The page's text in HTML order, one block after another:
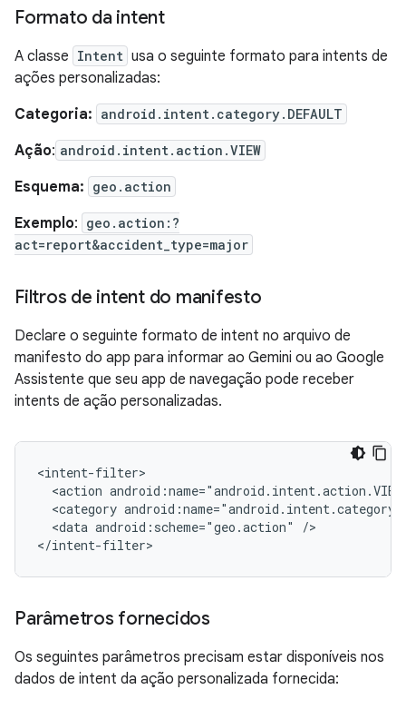
Formato da intent
A classe Intent usa o seguinte formato para intents de
ações personalizadas:
Categoria: android.intent.category.DEFAULT
Ação: android.intent.action.VIEW
Esquema: geo.action
Exemplo: geo.action:?
act=report&accident_type=major
Filtros de intent do manifesto
Declare o seguinte formato de intent no arquivo de
manifesto do app para informar ao Gemini ou ao Google
Assistente que seu app de navegação pode receber
intents de ação personalizadas.
<intent-filter>
<action
<category
  <data android:scheme="geo.action" />
Parâmetros fornecidos
Os seguintes parâmetros precisam estar disponíveis nos
dados de intent da ação personalizada fornecida: